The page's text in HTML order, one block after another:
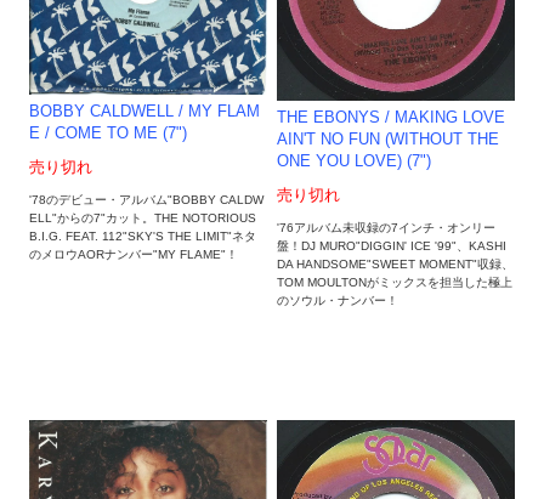
BOBBY CALDWELL / MY FLAM
E / COME TO ME (7")
売り切れ
'78のデビュー・アルバム"BOBBY CALDW
ELL"からの7"カット。THE NOTORIOUS
B.I.G. FEAT. 112"SKY'S THE LIMIT"ネタ
のメロウAORナンバー"MY FLAME"！
THE EBONYS / MAKING LOVE
AIN'T NO FUN (WITHOUT THE
ONE YOU LOVE) (7")
売り切れ
'76アルバム未収録の7インチ・オンリー
盤！DJ MURO"DIGGIN' ICE '99"、KASHI
DA HANDSOME"SWEET MOMENT"収録、
TOM MOULTONがミックスを担当した極上
のソウル・ナンバー！